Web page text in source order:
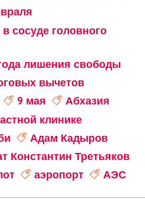
сосуде головного
лишения свободы
вычетов
9 мая
Абхазия
клинике
Адам Кадыров
Константин Третьяков
аэропорт
АЭС